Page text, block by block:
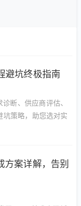
避坑终极指南
断、供应商评估、
坑策略，助您选对实
方案详解，告别